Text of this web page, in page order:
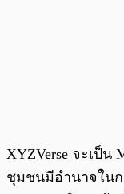
XYZVerse จะเป็น
ชุมชนมีอำนาจใน